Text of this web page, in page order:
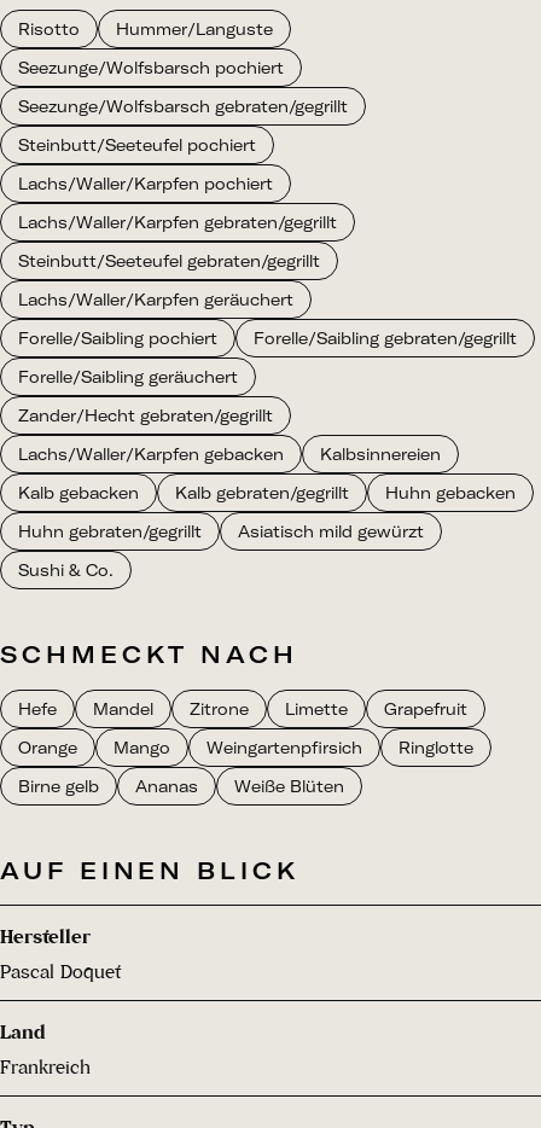
Risotto
Hummer/Languste
Seezunge/Wolfsbarsch pochiert
Seezunge/Wolfsbarsch gebraten/gegrillt
Steinbutt/Seeteufel pochiert
Lachs/Waller/Karpfen pochiert
Lachs/Waller/Karpfen gebraten/gegrillt
Steinbutt/Seeteufel gebraten/gegrillt
Lachs/Waller/Karpfen geräuchert
Forelle/Saibling pochiert
Forelle/Saibling gebraten/gegrillt
Forelle/Saibling geräuchert
Zander/Hecht gebraten/gegrillt
Lachs/Waller/Karpfen gebacken
Kalbsinnereien
Kalb gebacken
Kalb gebraten/gegrillt
Huhn gebacken
Huhn gebraten/gegrillt
Asiatisch mild gewürzt
Sushi & Co.
SCHMECKT NACH
Hefe Mandel Zitrone Limette
Grapefruit
Orange
Mango Weingartenpfirsich
Ringlotte
Birne gelb
Ananas Weiße Blüten
AUF EINEN BLICK
Hersteller
Pascal Doquet
Land
Frankreich